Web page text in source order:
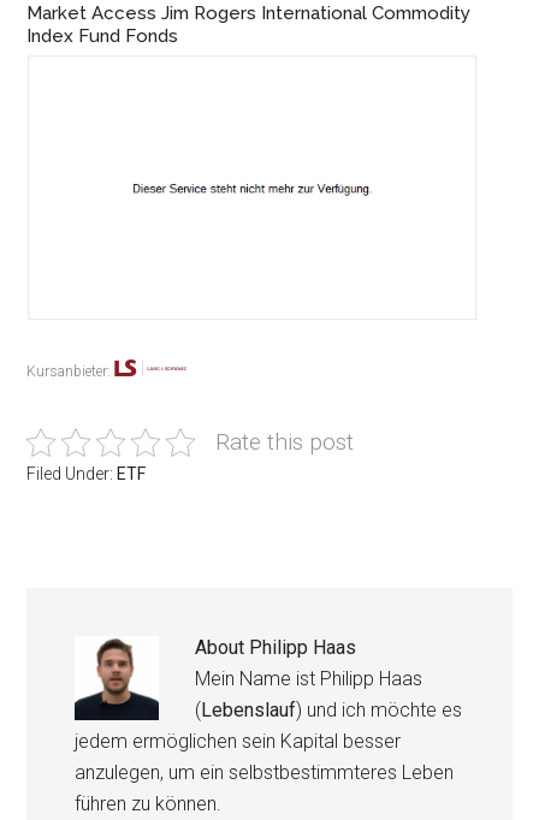
Market Access Jim Rogers International Commodity
Index Fund Fonds
Kursanbieter:
Rate this post
Filed Under: ETF
About Philipp Haas
Mein Name ist Philipp Haas
(Lebenslauf) und ich möchte es
jedem ermöglichen sein Kapital besser
anzulegen, um ein selbstbestimmteres Leben
führen zu können.